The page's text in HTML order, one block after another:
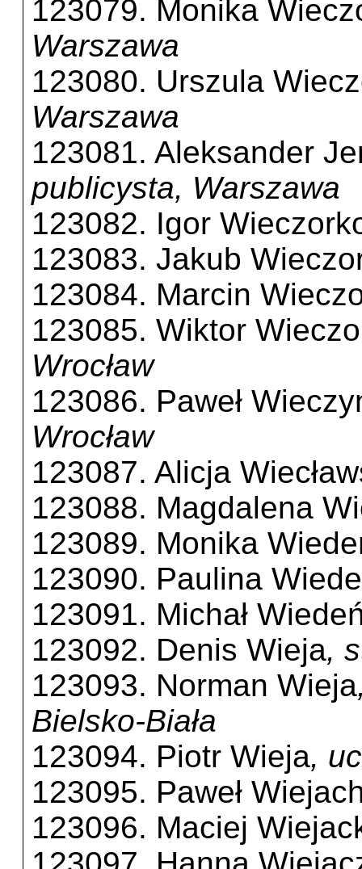
123079. Monika
Warszawa
123080. Urszula
Warszawa
123081. Aleksander
publicysta, Warszawa
123082. Igor
123083. Jakub
123084. Marcin
123085. Wiktor
Wrocław
123086. Paweł
Wrocław
123087. Alicja
123088. Magdalena
123089. Monika
123090. Paulina
123091. Michał
123092. Denis Wieja,
123093. Norman Wieja
Bielsko-Biała
123094. Piotr Wieja,
123095. Paweł
123096. Maciej